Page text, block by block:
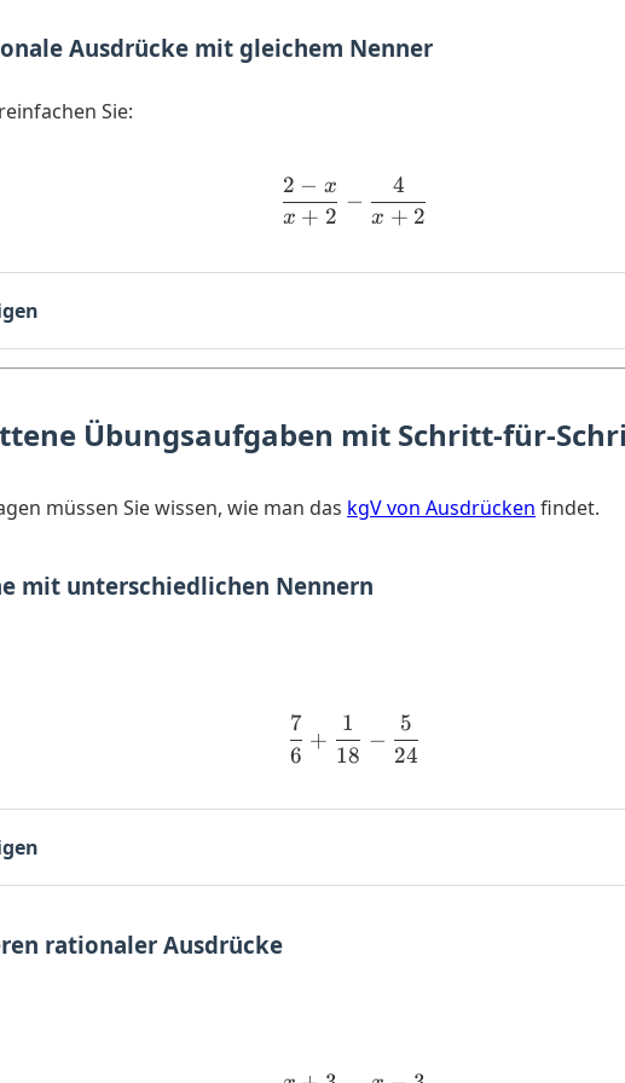
Ausdrücke mit gleichem Nenner
Sie:
\dfrac{2-x}{x+2} -
x + 2
2 − x
−
x + 2
4
Übungsaufgaben mit Schritt-für-
müssen Sie wissen, wie man das kgV von Ausdrücken findet.
mit unterschiedlichen Nennern
\frac{7}{6} +
6
7
+
18
1
−
24
5
rationaler Ausdrücke